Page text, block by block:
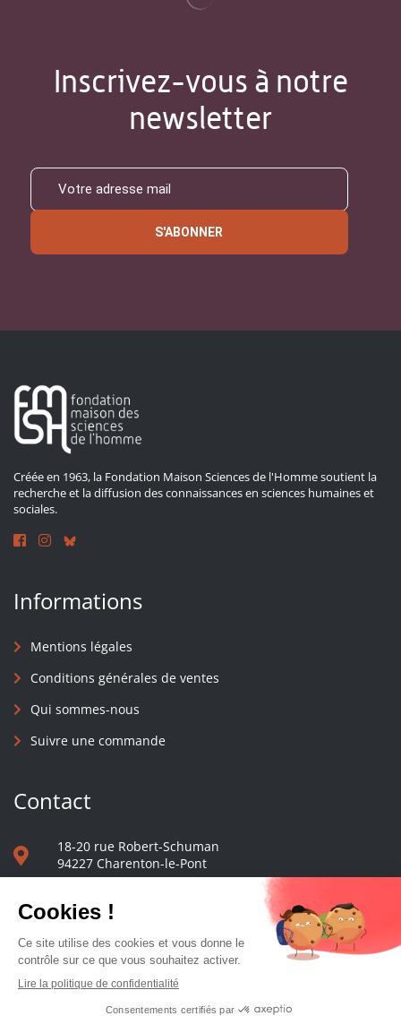
Inscrivez-vous à notre
newsletter
S'ABONNER
Créée en 1963, la Fondation Maison Sciences de l'Homme soutient la
recherche et la diffusion des connaissances en sciences humaines et
sociales.
Informations
Mentions légales
Conditions générales de ventes
Qui sommes-nous
Suivre une commande
Contact
18-20 rue Robert-Schuman
94227 Charenton-le-Pont